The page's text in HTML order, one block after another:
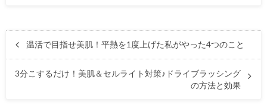
温活で目指せ美肌！平熱を1度上げた私がやった4つのこと
3分こするだけ！美肌＆セルライト対策♪ドライブラッシング
の方法と効果